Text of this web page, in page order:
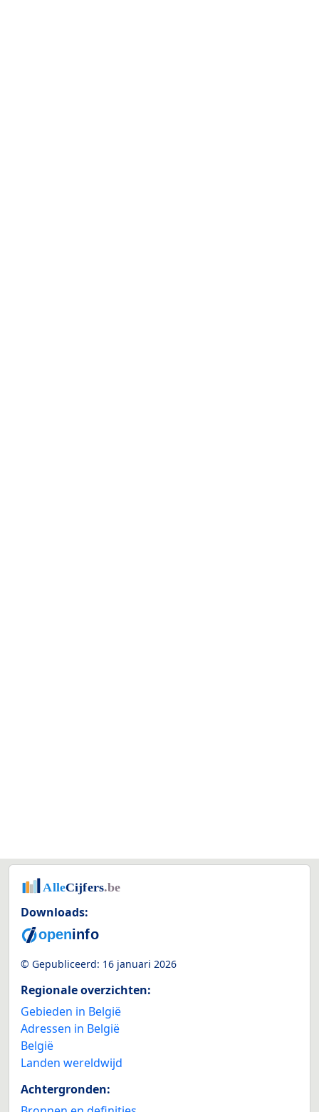
Downloads:
© Gepubliceerd: 16 januari 2026
Regionale overzichten:
Gebieden in België
Adressen in België
België
Landen wereldwijd
Achtergronden: